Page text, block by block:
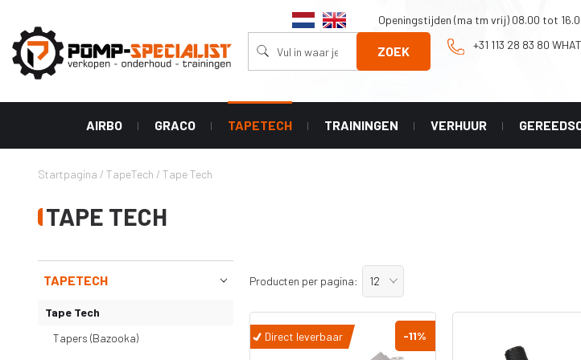
Openingstijden (ma tm vrij) 08.00 tot
ZOEK
+31 113 28 83 80
AIRBO GRACO
Ultra Handheld
Graco RAC X HDA
tip
tip
Graco RAC X LP
Diverse
TAPETECH
Hoek Rollers
Hoek Applicator
Vul Pompen
TRAININGEN VERHUUR
Startpagina / TapeTech / Tape Tech
TAPE TECH
TAPETECH
Tape Tech
Tapers (Bazooka)
Producten per pagina: 12
-11%
Direct leverbaar